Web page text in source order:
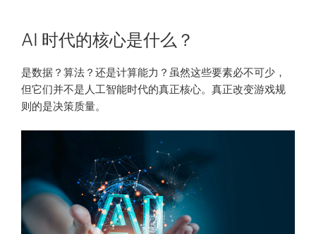
AI 时代的核心是什么？
是数据？算法？还是计算能力？虽然这些要素必不可少，
但它们并不是人工智能时代的真正核心。真正改变游戏规
则的是决策质量。